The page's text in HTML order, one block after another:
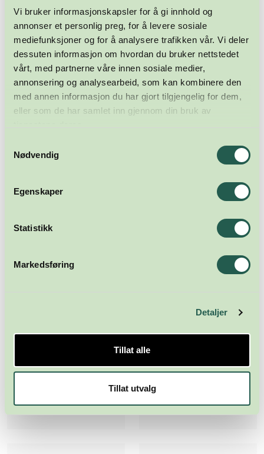
Vi bruker informasjonskapsler for å gi innhold og
annonser et personlig preg, for å levere sosiale
mediefunksjoner og for å analysere trafikken vår. Vi deler
dessuten informasjon om hvordan du bruker nettstedet
vårt, med partnerne våre innen sosiale medier,
annonsering og analysearbeid, som kan kombinere den
med annen informasjon du har gjort tilgjengelig for dem,
eller som de har samlet inn gjennom din bruk av
Nødvendig
Egenskaper
Statistikk
Markedsføring
Detaljer
Tillat alle
Tillat utvalg